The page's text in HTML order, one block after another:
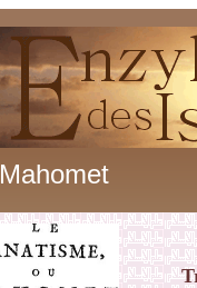
Mahomet